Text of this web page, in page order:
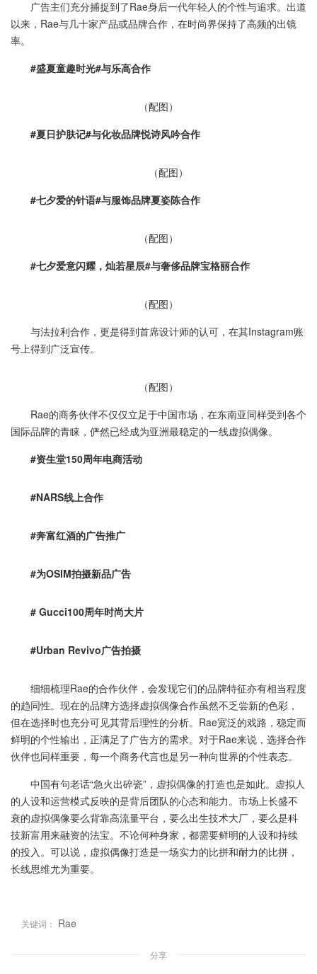
广告主们充分捕捉到了Rae身后一代年轻人的个性与追求。出道
以来，Rae与几十家产品或品牌合作，在时尚界保持了高频的出镜
率。
#盛夏童趣时光#与乐高合作
（配图）
#夏日护肤记#与化妆品牌悦诗风吟合作
（配图）
#七夕爱的针语#与服饰品牌夏姿陈合作
（配图）
#七夕爱意闪耀，灿若星辰#与奢侈品牌宝格丽合作
（配图）
与法拉利合作，更是得到首席设计师的认可，在其Instagram账
号上得到广泛宣传。
（配图）
Rae的商务伙伴不仅仅立足于中国市场，在东南亚同样受到各个
国际品牌的青睐，俨然已经成为亚洲最稳定的一线虚拟偶像。
#资生堂150周年电商活动
#NARS线上合作
#奔富红酒的广告推广
#为OSIM拍摄新品广告
# Gucci100周年时尚大片
#Urban Revivo广告拍摄
细细梳理Rae的合作伙伴，会发现它们的品牌特征亦有相当程度
的趋同性。现在的品牌方选择虚拟偶像合作虽然不乏尝新的色彩，
但在选择时也充分可见其背后理性的分析。Rae宽泛的戏路，稳定而
鲜明的个性输出，正满足了广告方的需求。对于Rae来说，选择合作
伙伴也同样重要，每一个商务代言也是另一种向世界的个性表态。
中国有句老话“急火出碎瓷”，虚拟偶像的打造也是如此。虚拟人
的人设和运营模式反映的是背后团队的心态和能力。市场上长盛不
衰的虚拟偶像要么背靠高流量平台，要么出生技术大厂，要么是科
技新富用来融资的法宝。不论何种身家，都需要鲜明的人设和持续
的投入。可以说，虚拟偶像打造是一场实力的比拼和耐力的比拼，
长线思维尤为重要。
关键词： Rae
分享